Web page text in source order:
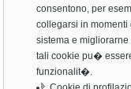
consentono, per
collegarsi in momenti
sistema e
tali cookie pu�
funzionalit�.